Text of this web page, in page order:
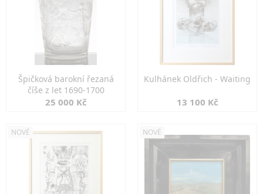
Špičková barokní řezaná
číše z let 1690-1700
25 000 Kč
Kulhánek Oldřich - Waiting
13 100 Kč
NOVÉ NOVÉ